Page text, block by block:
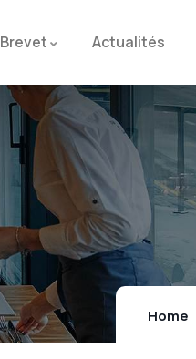
Brevet Actualités
Home